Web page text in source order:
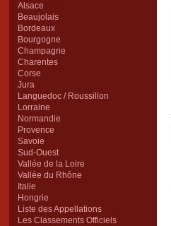
Alsace
Beaujolais
Bordeaux
Bourgogne
Champagne
Charentes
Corse
Jura
Languedoc / Roussillon
Lorraine
Normandie
Provence
Savoie
Sud-Ouest
Vallée de la Loire
Vallée du Rhône
Italie
Hongrie
Liste des Appellations
Les Classements Officiels